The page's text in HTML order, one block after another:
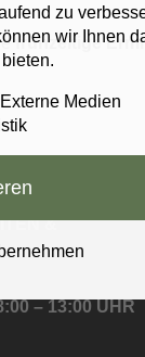
frühzeitige
&
– 13:00 UHR
zu
wir Ihnen
Externe Medien